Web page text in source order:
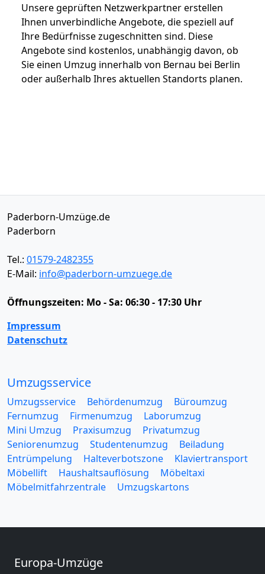
Unsere geprüften Netzwerkpartner erstellen
Ihnen unverbindliche Angebote, die speziell auf
Ihre Bedürfnisse zugeschnitten sind. Diese
Angebote sind kostenlos, unabhängig davon, ob
Sie einen Umzug innerhalb von Bernau bei Berlin
oder außerhalb Ihres aktuellen Standorts planen.
Paderborn-Umzüge.de
Paderborn
Tel.: 01579-2482355
E-Mail: info@paderborn-umzuege.de
Öffnungszeiten: Mo - Sa: 06:30 - 17:30 Uhr
Impressum
Datenschutz
Umzugsservice
Umzugsservice Behördenumzug
Büroumzug
Fernumzug
Firmenumzug
Laborumzug
Mini Umzug
Praxisumzug
Privatumzug
Seniorenumzug
Studentenumzug
Beiladung
Entrümpelung
Halteverbotszone
Klaviertransport
Möbellift
Haushaltsauflösung
Möbeltaxi
Möbelmitfahrzentrale
Umzugskartons
Europa-Umzüge